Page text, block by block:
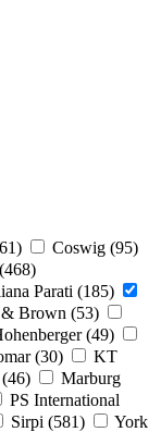
) Coswig (95)
468)
Parati (185)
& Brown (53)
(49)
(30)
KT
46)
Marburg
PS International
Sirpi (581)
York